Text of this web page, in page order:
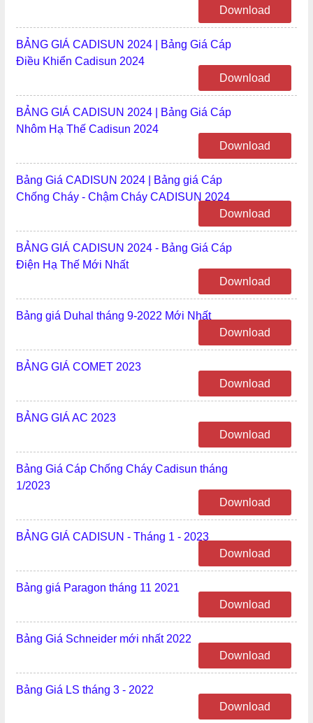
Download
BẢNG GIÁ CADISUN 2024 | Bảng Giá Cáp
Điều Khiển Cadisun 2024
Download
BẢNG GIÁ CADISUN 2024 | Bảng Giá Cáp
Nhôm Hạ Thế Cadisun 2024
Download
Bảng Giá CADISUN 2024 | Bảng giá Cáp
Chống Cháy - Chậm Cháy CADISUN 2024
Download
BẢNG GIÁ CADISUN 2024 - Bảng Giá Cáp
Điện Hạ Thế Mới Nhất
Download
Bảng giá Duhal tháng 9-2022 Mới Nhất
Download
BẢNG GIÁ COMET 2023
Download
BẢNG GIÁ AC 2023
Download
Bảng Giá Cáp Chống Cháy Cadisun tháng
1/2023
Download
BẢNG GIÁ CADISUN - Tháng 1 - 2023
Download
Bảng giá Paragon tháng 11 2021
Download
Bảng Giá Schneider mới nhất 2022
Download
Bảng Giá LS tháng 3 - 2022
Download